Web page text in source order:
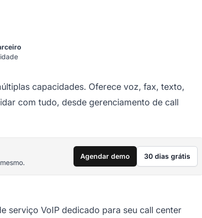
capacidades. Oferece voz, fax, texto,
com tudo, desde gerenciamento de call
Agendar demo 30 dias grátis
serviço VoIP dedicado para seu call center